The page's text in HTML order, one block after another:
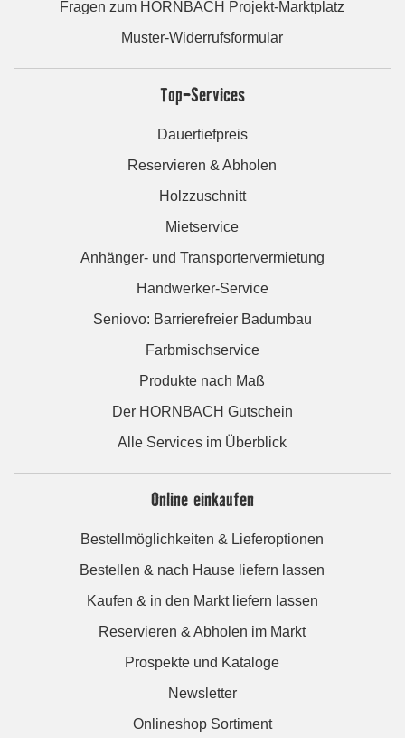
Fragen zum HORNBACH Projekt-Marktplatz
Muster-Widerrufsformular
Top-Services
Dauertiefpreis
Reservieren & Abholen
Holzzuschnitt
Mietservice
Anhänger- und Transportervermietung
Handwerker-Service
Seniovo: Barrierefreier Badumbau
Farbmischservice
Produkte nach Maß
Der HORNBACH Gutschein
Alle Services im Überblick
Online einkaufen
Bestellmöglichkeiten & Lieferoptionen
Bestellen & nach Hause liefern lassen
Kaufen & in den Markt liefern lassen
Reservieren & Abholen im Markt
Prospekte und Kataloge
Newsletter
Onlineshop Sortiment